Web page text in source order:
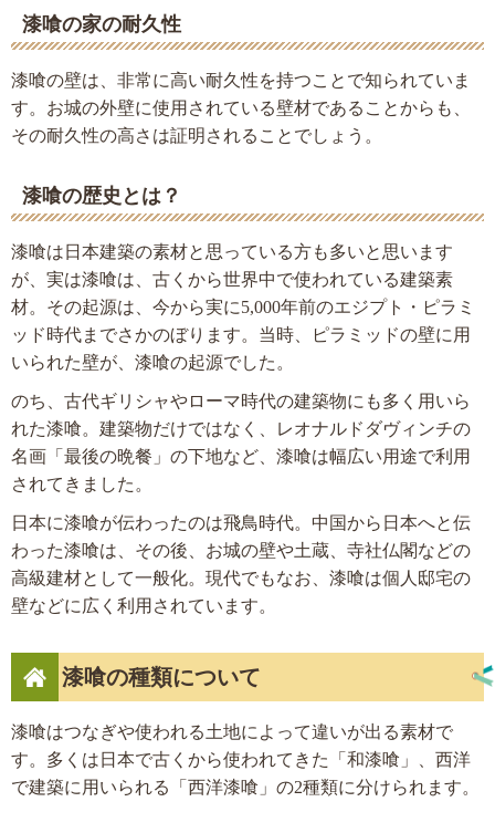
漆喰の家の耐久性
漆喰の壁は、非常に高い耐久性を持つことで知られていま
す。お城の外壁に使用されている壁材であることからも、
その耐久性の高さは証明されることでしょう。
漆喰の歴史とは？
漆喰は日本建築の素材と思っている方も多いと思います
が、実は漆喰は、古くから世界中で使われている建築素
材。その起源は、今から実に5,000年前のエジプト・ピラミ
ッド時代までさかのぼります。当時、ピラミッドの壁に用
いられた壁が、漆喰の起源でした。
のち、古代ギリシャやローマ時代の建築物にも多く用いら
れた漆喰。建築物だけではなく、レオナルドダヴィンチの
名画「最後の晩餐」の下地など、漆喰は幅広い用途で利用
されてきました。
日本に漆喰が伝わったのは飛鳥時代。中国から日本へと伝
わった漆喰は、その後、お城の壁や土蔵、寺社仏閣などの
高級建材として一般化。現代でもなお、漆喰は個人邸宅の
壁などに広く利用されています。
漆喰の種類について
漆喰はつなぎや使われる土地によって違いが出る素材で
す。多くは日本で古くから使われてきた「和漆喰」、西洋
で建築に用いられる「西洋漆喰」の2種類に分けられます。